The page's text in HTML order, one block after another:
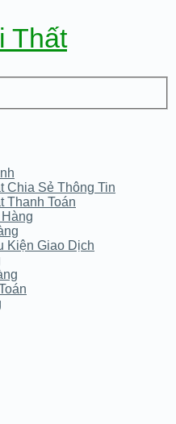
Chia Sẻ Thông Tin
Thanh Toán
Kiện Giao Dịch